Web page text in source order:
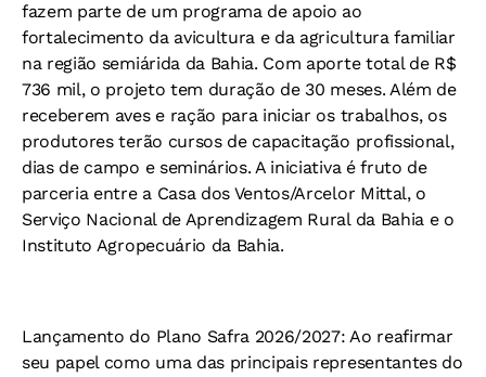
fazem parte de um programa de apoio ao
fortalecimento da avicultura e da agricultura familiar
na região semiárida da Bahia. Com aporte total de R$
736 mil, o projeto tem duração de 30 meses. Além de
receberem aves e ração para iniciar os trabalhos, os
produtores terão cursos de capacitação profissional,
dias de campo e seminários. A iniciativa é fruto de
parceria entre a Casa dos Ventos/Arcelor Mittal, o
Serviço Nacional de Aprendizagem Rural da Bahia e o
Instituto Agropecuário da Bahia.
Lançamento do Plano Safra 2026/2027: Ao reafirmar
seu papel como uma das principais representantes do